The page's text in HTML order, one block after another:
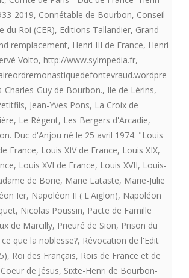
2019, Connétable de Bourbon, Conseil
du Roi (CER), Editions Tallandier, Grand
remplacement, Henri III de France, Henri
Volto, http://www.sylmpedia.fr,
Charles-Guy de Bourbon., Ile de Lérins,
, Jean-Yves Pons, La Croix de
, Le Régent, Les Bergers d'Arcadie,
Duc d'Anjou né le 25 avril 1974. "Louis
France, Louis XIV de France, Louis XIX,
, Louis XVI de France, Louis XVII, Louis-
de Borie, Marie Lataste, Marie-Julie
Ier, Napoléon II ( L'Aiglon), Napoléon
, Nicolas Poussin, Pacte de Famille
de Marcilly, Prieuré de Sion, Prison du
que la noblesse?, Révocation de l'Edit
, Roi des Français, Rois de France et de
de Jésus, Sixte-Henri de Bourbon-